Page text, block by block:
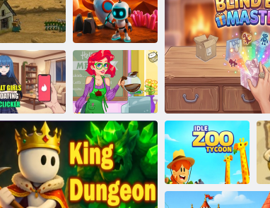
Araba Bayisi
Yağma Adası-
Hazine Kazıcı
Üs savunma Mars Kolonisi
Alternatif Kızlar
Tıklayıcıyla
Çıkıyor
Denizkızı Kahve
Dükkanı